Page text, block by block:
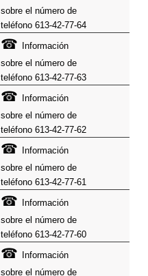
sobre el número de
teléfono 613-42-77-64
☎ Información
sobre el número de
teléfono 613-42-77-63
☎ Información
sobre el número de
teléfono 613-42-77-62
☎ Información
sobre el número de
teléfono 613-42-77-61
☎ Información
sobre el número de
teléfono 613-42-77-60
☎ Información
sobre el número de